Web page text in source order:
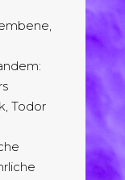
Todor